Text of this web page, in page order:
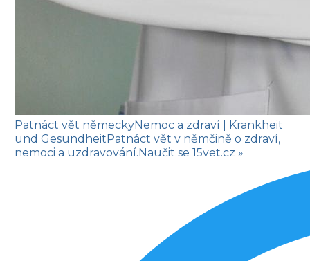
Patnáct vět německyNemoc a zdraví
| Krankheit
und GesundheitPatnáct vět v němčině o zdraví,
nemoci a uzdravování.Naučit se 15vet.cz »